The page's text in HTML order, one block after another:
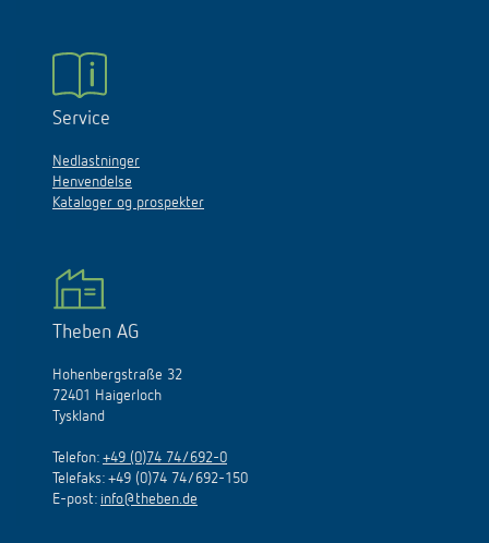
Service
Nedlastninger
Henvendelse
Kataloger og prospekter
Theben AG
Hohenbergstraße 32
72401 Haigerloch
Tyskland
Telefon: +49 (0)74 74/692-0
Telefaks: +49 (0)74 74/692-150
E-post: info@theben.de